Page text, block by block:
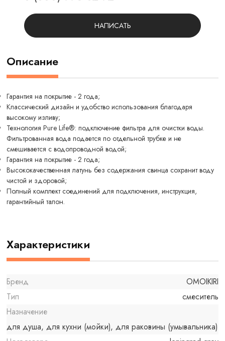
НАПИСАТЬ
Описание
Гарантия на покрытие - 2 года;
Классический дизайн и удобство использования благодаря
высокому изливу;
Технология Pure Life®: подключение фильтра для очистки воды.
Фильтрованная вода подается по отдельной трубке и не
смешивается с водопроводной водой;
Гарантия на покрытие - 2 года;
Высококачественная латунь без содержания свинца сохранит воду
чистой и здоровой;
Полный комплект соединений для подключения, инструкция,
гарантийный талон.
Характеристики
Бренд
OMOIKIRI
Тип
смеситель
Назначение
для душа, для кухни (мойки), для раковины (умывальника)